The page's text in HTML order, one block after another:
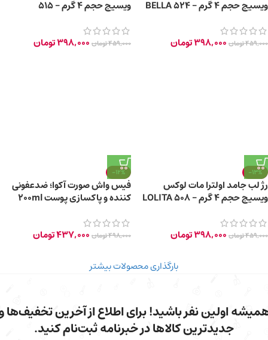
ویسیج حجم 4 گرم – 524 BELLA
459,000تومان 398,000تومان
ویسیج حجم 4 گرم – 515
459,000تومان 398,000تومان
-13%
رژ لب جامد اولترا مات لوکس
ویسیج حجم 4 گرم – 508 LOLITA
459,000تومان 398,000تومان
-12%
فیس واش صورت آکوا؛ ضدعفونی
کننده و پاکسازی پوست 200ml
498,000تومان 437,000تومان
بارگذاری محصولات بیشتر
اولین نفر باشید! برای اطلاع از آخرین تخفیف‌ها
جدیدترین کالاها در خبرنامه ثبت‌نام کنید.